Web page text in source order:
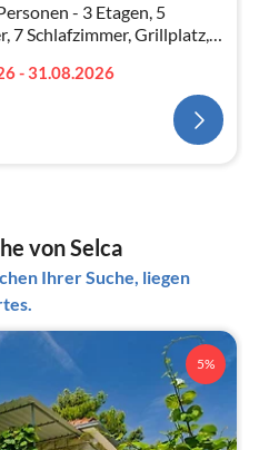
- 3 Etagen, 5
7 Schlafzimmer, Grillplatz,
Sie nur eine ganze
- 31.08.2026
von Selca
Ihrer Suche, liegen
5%